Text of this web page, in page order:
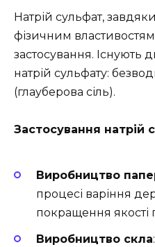
Натрій сульфат,
фізичним
застосування. Існують
натрій сульфату:
(глауберова сіль).
Застосування натрій
Виробництво
процесі варіння
покращення якості
Виробництво скла